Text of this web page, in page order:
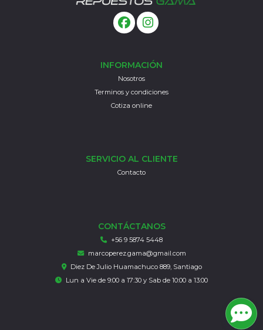
INFORMACIÓN
Nosotros
Terminos y condiciones
Cotiza online
SERVICIO AL CLIENTE
Contacto
CONTÁCTANOS
+56 9 5874 5448
marcoperez.gama@gmail.com
Diez De Julio Huamachuco 889, Santiago
Lun a Vie de 9:00 a 17:30 y Sab de 10:00 a 13:00